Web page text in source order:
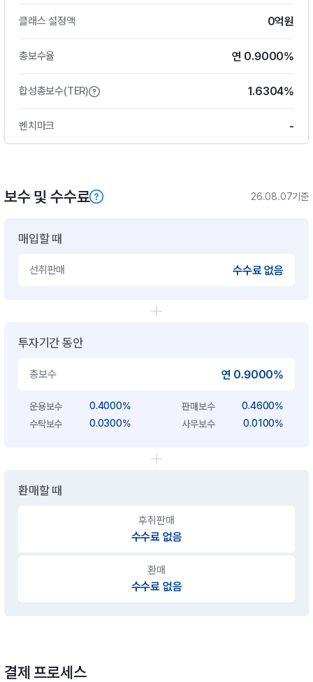
클래스 설정액 0억원
총보수율 연 0.9000%
합성총보수(TER) 1.6304%
벤치마크 -
보수 및 수수료 26.08.07기준
매입할 때
선취판매 수수료 없음
투자기간 동안
총보수 연 0.9000%
운용보수 0.4000% 판매보수
0.4600%
수탁보수
0.0300% 사무보수 0.0100%
환매할 때
후취판매
수수료 없음
환매
수수료 없음
결제 프로세스